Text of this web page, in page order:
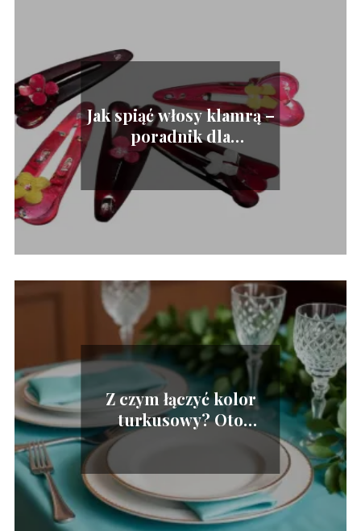
Jak spiąć włosy klamrą –
poradnik dla
początkujących.
Z czym łączyć kolor
turkusowy? Oto
najlepsze połączenia!